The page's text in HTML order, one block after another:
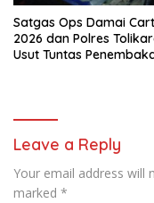
Satgas Ops Damai
2026 dan Polres
Usut Tuntas
Leave a Reply
Your email address will
marked *